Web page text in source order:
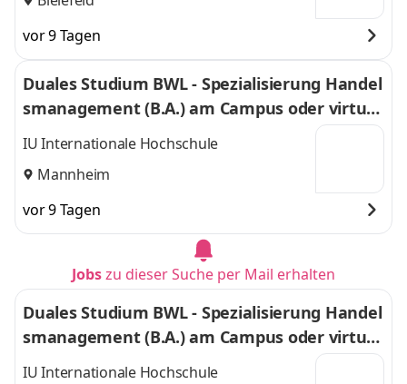
vor 9 Tagen
Duales Studium BWL - Spezialisierung Handel
smanagement (B.A.) am Campus oder virtuel
l
IU Internationale Hochschule
Mannheim
vor 9 Tagen
Jobszu dieser Suche per Mail erhalten
Duales Studium BWL - Spezialisierung Handel
smanagement (B.A.) am Campus oder virtuel
l
IU Internationale Hochschule